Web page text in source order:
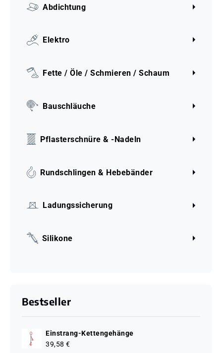
Abdichtung
Elektro
Fette / Öle / Schmieren / Schaum
Bauschläuche
Pflasterschnüre & -Nadeln
Rundschlingen & Hebebänder
Ladungssicherung
Silikone
Bestseller
Einstrang-Kettengehänge
39,58 €